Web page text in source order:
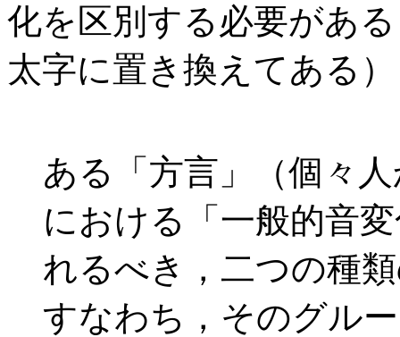
化を区別する必要があ
太字に置き換えてある
ある「方言」（個々
における「一般的音
れるべき，二つの種
すなわち，そのグル